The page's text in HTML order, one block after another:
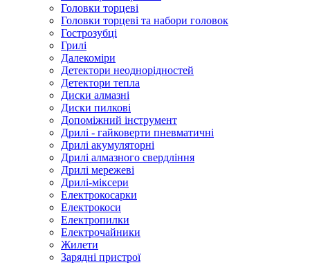
Головки торцеві
Головки торцеві та набори головок
Гострозубці
Грилі
Далекоміри
Детектори неоднорідностей
Детектори тепла
Диски алмазні
Диски пилкові
Допоміжний інструмент
Дрилі - гайковерти пневматичні
Дрилі акумуляторні
Дрилі алмазного свердління
Дрилі мережеві
Дрилі-міксери
Електрокосарки
Електрокоси
Електропилки
Електрочайники
Жилети
Зарядні пристрої